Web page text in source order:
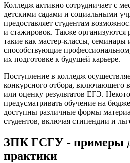
Колледж активно сотрудничает с
детскими садами и социальными
предоставляет студентам
и стажировок. Также организуются
такие как мастер-классы, семинары
способствующие
их подготовке к будущей карьере.
Поступление в колледж
конкурсного отбора, включающего
или оценку результатов ЕГЭ.
предусматривать обучение на
доступны различные формы
студентов, включая стипендии и
ЗПК ГСГУ - примеры
практики